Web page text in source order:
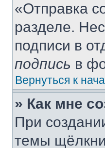
«Отправка
разделе.
подписи в
подпись в
Вернуться к
» Как мне
При
темы